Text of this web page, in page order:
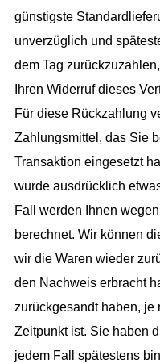
günstigste
unverzüglich und
dem Tag
Ihren Widerruf dieses
Für diese Rückzahlung
Zahlungsmittel, das Sie
Transaktion eingesetzt
wurde ausdrücklich
Fall werden Ihnen
berechnet. Wir können
wir die Waren wieder
den Nachweis erbracht
zurückgesandt haben, je
Zeitpunkt ist. Sie haben
jedem Fall spätestens